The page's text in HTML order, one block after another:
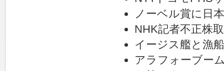
ノーベル賞に日
NHK記者不正株
イージス艦と漁
アラフォーブー